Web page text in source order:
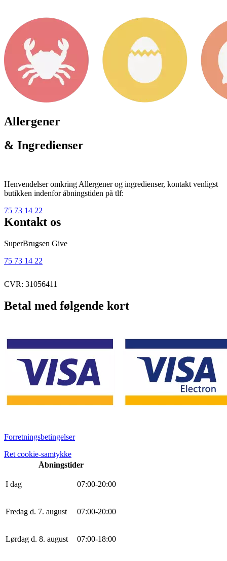
Allergener
& Ingredienser
Henvendelser omkring Allergener og ingredienser, kontakt venligst
butikken indenfor åbningstiden på tlf:
75 73 14 22
Kontakt os
SuperBrugsen Give
75 73 14 22
CVR: 31056411
Betal med følgende kort
Forretningsbetingelser
Ret cookie-samtykke
Åbningstider
I dag 07:00-20:00
Fredag d. 7. august 07:00-20:00
Lørdag d. 8. august 07:00-18:00